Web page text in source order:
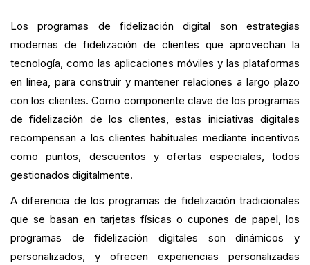
Los programas de fidelización digital son estrategias
modernas de fidelización de clientes que aprovechan la
tecnología, como las aplicaciones móviles y las plataformas
en línea, para construir y mantener relaciones a largo plazo
con los clientes. Como componente clave de los programas
de fidelización de los clientes, estas iniciativas digitales
recompensan a los clientes habituales mediante incentivos
como puntos, descuentos y ofertas especiales, todos
gestionados digitalmente.
A diferencia de los programas de fidelización tradicionales
que se basan en tarjetas físicas o cupones de papel, los
programas de fidelización digitales son dinámicos y
personalizados, y ofrecen experiencias personalizadas